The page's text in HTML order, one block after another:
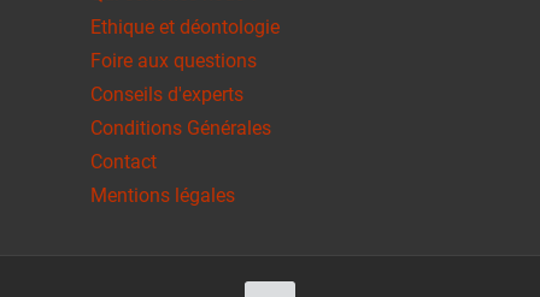
Ethique et déontologie
Foire aux questions
Conseils d'experts
Conditions Générales
Contact
Mentions légales